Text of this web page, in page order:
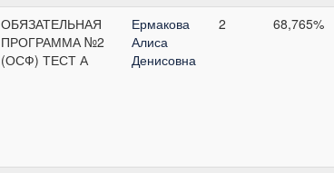
ОБЯЗАТЕЛЬНАЯ
ПРОГРАММА №2
(ОСФ) ТЕСТ А
Ермакова
Алиса
Денисовна
2 68,765%